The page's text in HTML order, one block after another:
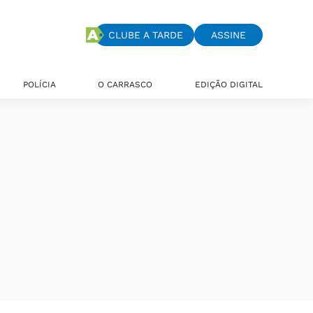
CLUBE A TARDE ASSINE
POLÍCIA O CARRASCO EDIÇÃO DIGITAL